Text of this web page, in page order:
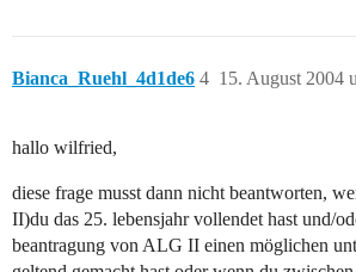
Bianca_Ruehl_4d1de6 15. August 2004
4
hallo wilfried,
diese frage musst dann nicht beantworten,
II)du das 25. lebensjahr vollendet hast und/
beantragung von ALG II einen möglichen